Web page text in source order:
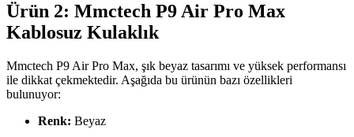
Ürün 2: Mmctech P9 Air Pro Max
Kablosuz Kulaklık
Mmctech P9 Air Pro Max, şık beyaz tasarımı ve yüksek performansı
ile dikkat çekmektedir. Aşağıda bu ürünün bazı özellikleri
bulunuyor:
Renk: Beyaz